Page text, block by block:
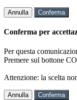
Annulla Conferma
Conferma per
Per questa
Premere sul bottone
Attenzione: la scelta
Annulla Conferma